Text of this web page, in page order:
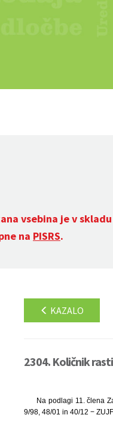
vsebina je v
na PISRS.
KAZALO
2304. Količnik
Na podlagi 11. člena
9/98, 48/01 in 40/12 −